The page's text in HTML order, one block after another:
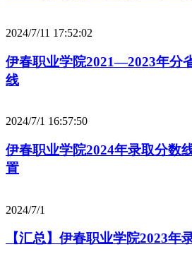
2024/7/11 17:52:02
伊春职业学院2021—2023年分
线
2024/7/1 16:57:50
伊春职业学院2024年录取分数
置
2024/7/1
【汇总】伊春职业学院2023年